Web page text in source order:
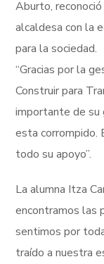
Aburto,
alcaldesa con la
para la sociedad.
“Gracias por la
Construir para
importante de su
esta corrompido.
todo su apoyo”.
La alumna Itza
encontramos las
sentimos por
traído a nuestra